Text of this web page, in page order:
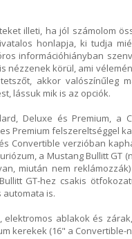
illeti, ha jól számolom
honlapja, ki tudja
információhiányban
nézzenek körül, ami
akkor valószínűleg
lássuk mik is az opciók.
Deluxe és Premium, a
Premium felszereltséggel
Convertible verzióban
a Mustang Bullitt GT
miután nem
GT-hez csakis
is.
ablakok és
kerekek (16" a Convertible-